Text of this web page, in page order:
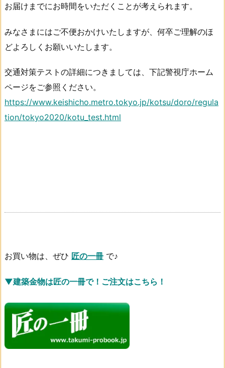
お届けまでにお時間をいただくことが考えられます。
みなさまにはご不便おかけいたしますが、何卒ご理解のほ
どよろしくお願いいたします。
交通対策テストの詳細につきましては、下記警視庁ホーム
ページをご参照ください。
https://www.keishicho.metro.tokyo.jp/kotsu/doro/regula
tion/tokyo2020/kotu_test.html
お買い物は、ぜひ 匠の一冊 で♪
▼建築金物は匠の一冊で！ご注文はこちら！